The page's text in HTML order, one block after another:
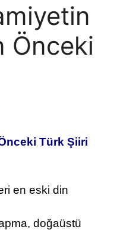
Önceki
Türk Şiiri
en eski din
doğaüstü